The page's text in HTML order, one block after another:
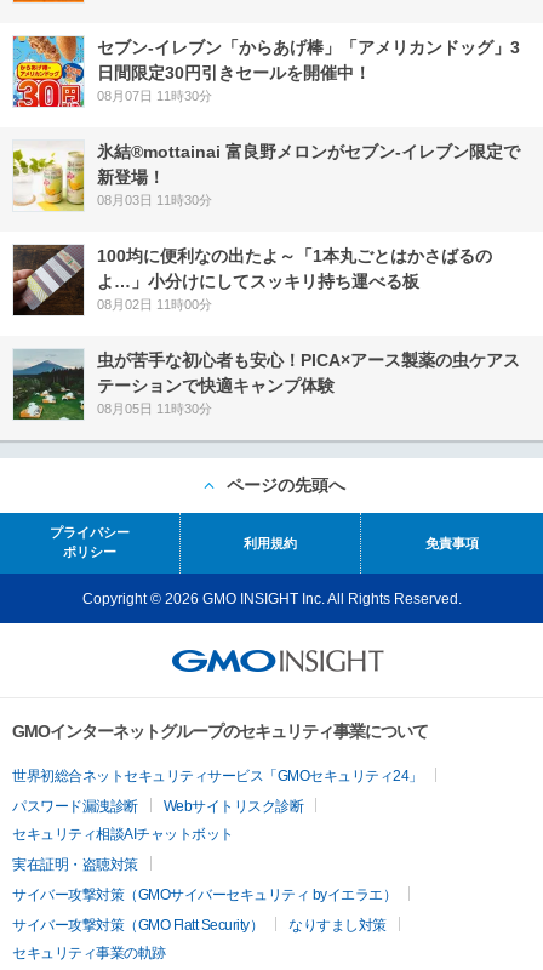
セブン‐イレブン「からあげ棒」「アメリカンドッグ」3
日間限定30円引きセールを開催中！
08月07日 11時30分
氷結®mottainai 富良野メロンがセブン‐イレブン限定で
新登場！
08月03日 11時30分
100均に便利なの出たよ～「1本丸ごとはかさばるの
よ…」小分けにしてスッキリ持ち運べる板
08月02日 11時00分
虫が苦手な初心者も安心！PICA×アース製薬の虫ケアス
テーションで快適キャンプ体験
08月05日 11時30分
ページの先頭へ
プライバシー
ポリシー
利用規約 免責事項
Copyright © 2026 GMO INSIGHT Inc. All Rights Reserved.
GMOインターネットグループのセキュリティ事業について
世界初総合ネットセキュリティサービス「GMOセキュリティ24」
パスワード漏洩診断
Webサイトリスク診断
セキュリティ相談AIチャットボット
実在証明・盗聴対策
サイバー攻撃対策（GMOサイバーセキュリティ byイエラエ）
サイバー攻撃対策（GMO Flatt Security）
なりすまし対策
セキュリティ事業の軌跡